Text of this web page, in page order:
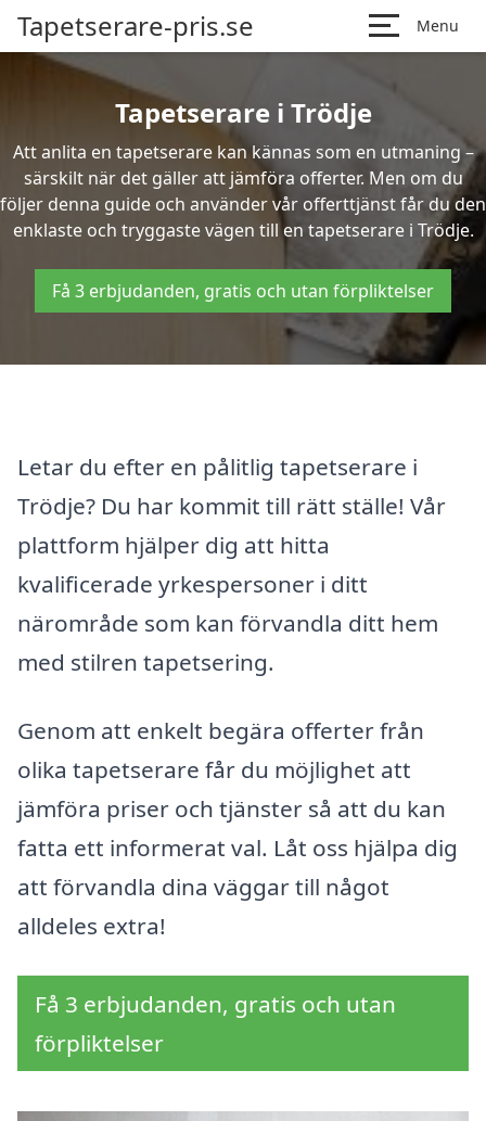
Tapetserare-pris.se Menu
Tapetserare i Trödje
Att anlita en tapetserare kan kännas som en utmaning –
särskilt när det gäller att jämföra offerter. Men om du
följer denna guide och använder vår offerttjänst får du den
enklaste och tryggaste vägen till en tapetserare i Trödje.
Få 3 erbjudanden, gratis och utan förpliktelser
Letar du efter en pålitlig tapetserare i
Trödje? Du har kommit till rätt ställe! Vår
plattform hjälper dig att hitta
kvalificerade yrkespersoner i ditt
närområde som kan förvandla ditt hem
med stilren tapetsering.
Genom att enkelt begära offerter från
olika tapetserare får du möjlighet att
jämföra priser och tjänster så att du kan
fatta ett informerat val. Låt oss hjälpa dig
att förvandla dina väggar till något
alldeles extra!
Få 3 erbjudanden, gratis och utan
förpliktelser